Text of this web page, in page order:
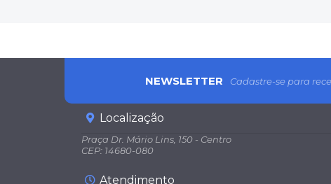
NEWSLETTER Cadastre-se para
Localização
Praça Dr. Mário Lins, 150 - Centro
CEP: 14680-080
Atendimento